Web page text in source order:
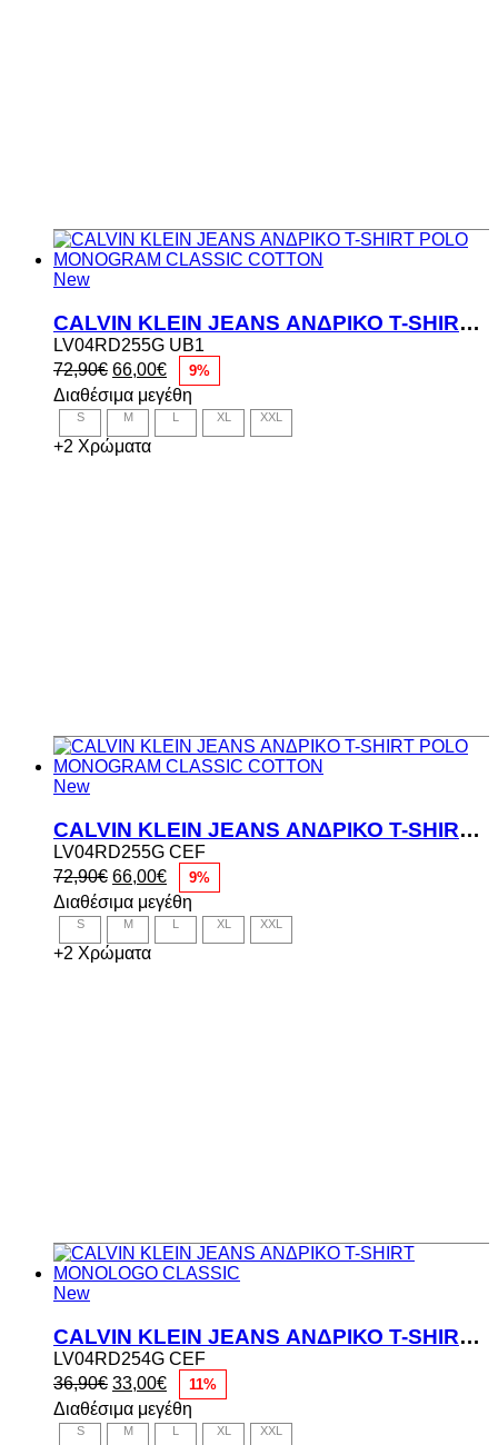
New
CALVIN KLEIN JEANS ΑΝΔΡΙΚΟ T-SHIRT POLO MONOGRAM CLASSIC COTTON
LV04RD255G UB1
72,90€ Original
price
was:
72,90€.
66,00€Η
τρέχουσα
τιμή
είναι:
9%
Διαθέσιμα μεγέθη
S M L XL XXL
+2 Χρώματα
New
CALVIN KLEIN JEANS ΑΝΔΡΙΚΟ T-SHIRT POLO MONOGRAM CLASSIC COTTON
LV04RD255G CEF
72,90€ Original
price
was:
72,90€.
66,00€Η
τρέχουσα
τιμή
είναι:
9%
Διαθέσιμα μεγέθη
S M L XL XXL
+2 Χρώματα
New
CALVIN KLEIN JEANS ΑΝΔΡΙΚΟ T-SHIRT MONOLOGO CLASSIC
LV04RD254G CEF
36,90€ Original
price
was:
36,90€.
33,00€Η
τρέχουσα
τιμή
είναι:
11%
Διαθέσιμα μεγέθη
S M L XL XXL